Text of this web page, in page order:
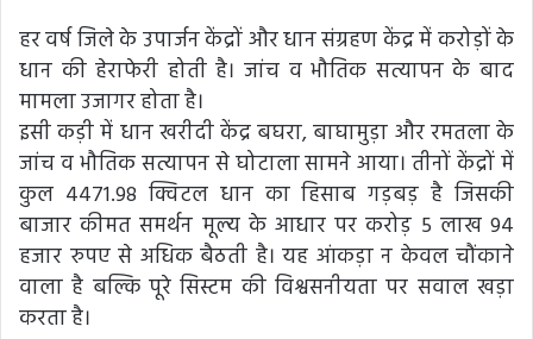
हर वर्ष जिले के उपार्जन केंद्रों और धान संग्रहण केंद्र में करोड़ों के
धान की हेराफेरी होती है। जांच व भौतिक सत्यापन के बाद
मामला उजागर होता है।
इसी कड़ी में धान खरीदी केंद्र बघरा, बाघामुड़ा और रमतला के
जांच व भौतिक सत्यापन से घोटाला सामने आया। तीनों केंद्रों में
कुल 4471.98 क्विटल धान का हिसाब गड़बड़ है जिसकी
बाजार कीमत समर्थन मूल्य के आधार पर करोड़ 5 लाख 94
हजार रुपए से अधिक बैठती है। यह आंकड़ा न केवल चौंकाने
वाला है बल्कि पूरे सिस्टम की विश्वसनीयता पर सवाल खड़ा
करता है।